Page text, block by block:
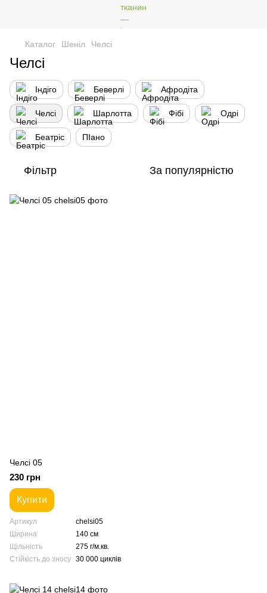
Каталог Шеніл Челсі
Челсі
Індіго Беверлі Афродіта
Челсі Шарлотта Фібі Одрі
Беатріс ПIано
Фільтр За популярністю
Челсі 05
230 грн
Купити
Артикул
chelsi05
Ширина
140 см
Щільність
275 г/м.кв.
Стійкість до зносу 30 000 циклів